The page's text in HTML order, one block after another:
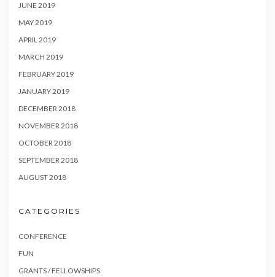
JUNE 2019
MAY 2019
APRIL 2019
MARCH 2019
FEBRUARY 2019
JANUARY 2019
DECEMBER 2018
NOVEMBER 2018
OCTOBER 2018
SEPTEMBER 2018
AUGUST 2018
CATEGORIES
CONFERENCE
FUN
GRANTS / FELLOWSHIPS